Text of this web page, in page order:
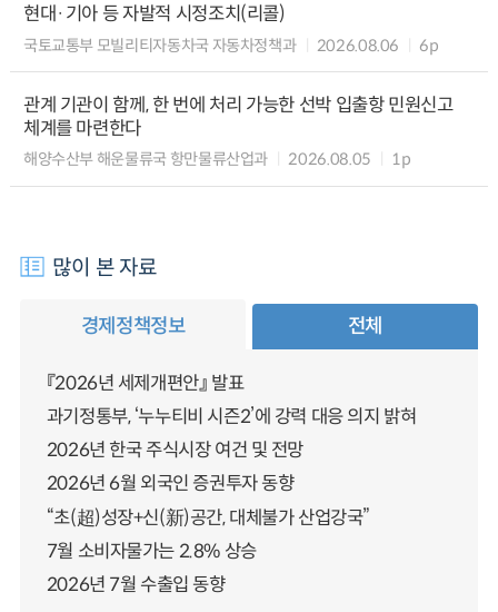
현대·기아 등 자발적 시정조치(리콜)
국토교통부 모빌리티자동차국 자동차정책과 2026.08.06 6p
관계 기관이 함께, 한 번에 처리 가능한 선박 입출항 민원신고
체계를 마련한다
해양수산부 해운물류국 항만물류산업과 2026.08.05 1p
많이 본 자료
경제정책정보 전체
『2026년 세제개편안』 발표
과기정통부, ‘누누티비 시즌2’에 강력 대응 의지 밝혀
2026년 한국 주식시장 여건 및 전망
2026년 6월 외국인 증권투자 동향
“초(超)성장+신(新)공간, 대체불가 산업강국”
7월 소비자물가는 2.8% 상승
2026년 7월 수출입 동향